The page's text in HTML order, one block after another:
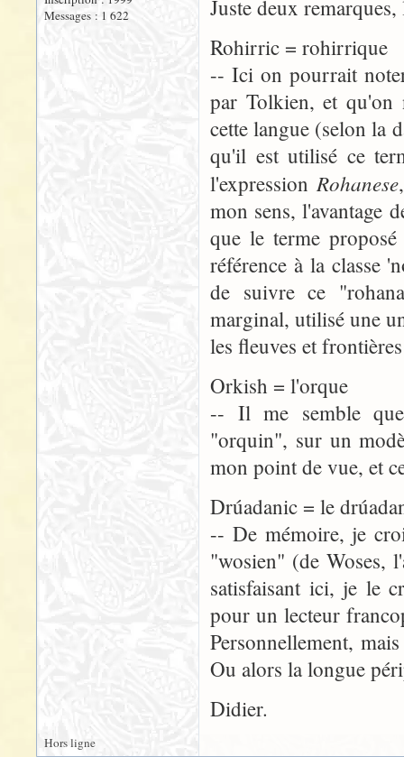
Messages : 1 622
Juste deux
Rohirric = rohirrique
-- Ici on pourrait
par Tolkien, et qu'on
cette langue (selon la
qu'il est utilisé ce
l'expressionRohanese
mon sens, l'avantage
que le terme
référence à la classe
de suivre ce
marginal, utilisé une
les fleuves et
Orkish = l'orque
-- Il me semble
"orquin", sur un
mon point de vue, et
Drúadanic = le
-- De mémoire, je
"wosien" (de Woses,
satisfaisant ici, je le
pour un lecteur
Personnellement,
Ou alors la longue
Didier.
Hors ligne